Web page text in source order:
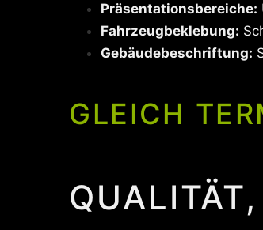
Präsentationsbereiche:
Fahrzeugbeklebung:
Gebäudebeschriftung:
GLEICH